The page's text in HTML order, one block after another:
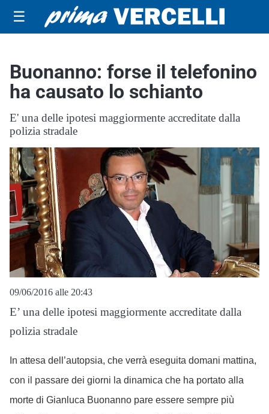
☰
Buonanno: forse il telefonino
ha causato lo schianto
E' una delle ipotesi maggiormente accreditate dalla
polizia stradale
09/06/2016 alle 20:43
E’ una delle ipotesi maggiormente accreditate dalla
polizia stradale
In attesa dell’autopsia, che verrà eseguita domani mattina,
con il passare dei giorni la dinamica che ha portato alla
morte di Gianluca Buonanno pare essere sempre più